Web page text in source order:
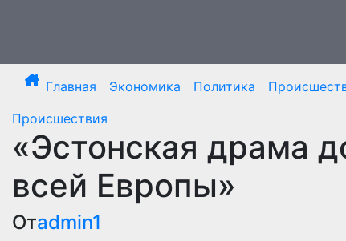
Главная Экономика Политика
Происшествия
«Эстонская драма
всей Европы»
Отadmin1